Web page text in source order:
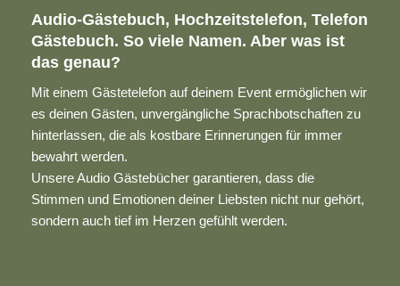
Audio-Gästebuch, Hochzeitstelefon, Telefon
Gästebuch. So viele Namen. Aber was ist
das genau?
Mit einem Gästetelefon auf deinem Event ermöglichen wir
es deinen Gästen, unvergängliche Sprachbotschaften zu
hinterlassen, die als kostbare Erinnerungen für immer
bewahrt werden.
Unsere Audio Gästebücher garantieren, dass die
Stimmen und Emotionen deiner Liebsten nicht nur gehört,
sondern auch tief im Herzen gefühlt werden.